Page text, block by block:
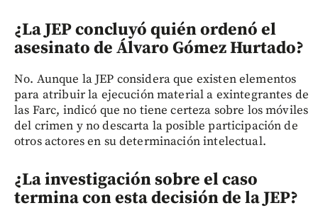
¿La JEP concluyó quién ordenó el
asesinato de Álvaro Gómez Hurtado?
No. Aunque la JEP considera que existen elementos
para atribuir la ejecución material a exintegrantes de
las Farc, indicó que no tiene certeza sobre los móviles
del crimen y no descarta la posible participación de
otros actores en su determinación intelectual.
¿La investigación sobre el caso
termina con esta decisión de la JEP?